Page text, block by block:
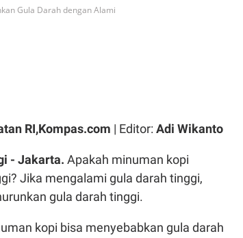
Gula Darah dengan Alami
RI,Kompas.com | Editor: Adi Wikanto
- Jakarta. Apakah minuman kopi
Jika mengalami gula darah tinggi,
gula darah tinggi.
kopi bisa menyebabkan gula darah